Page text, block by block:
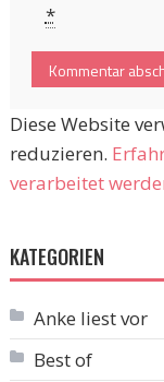
*
Diese Website
reduzieren.
verarbeitet
KATEGORIEN
Anke liest vor
Best of